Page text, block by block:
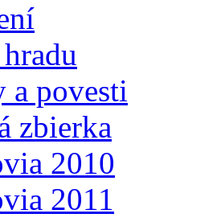
a povesti
zbierka
2010
2011